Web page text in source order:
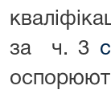
за ч. 3